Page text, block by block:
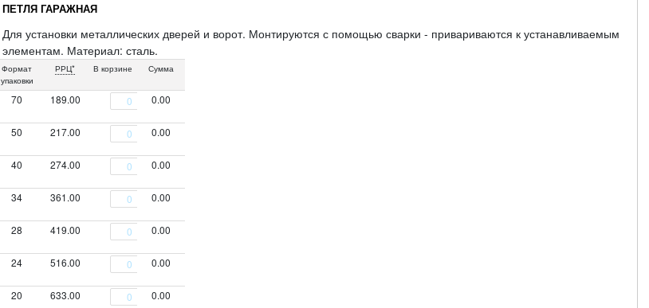
ПЕТЛЯ ГАРАЖНАЯ
Для установки металлических дверей и ворот. Монтируются с помощью сварки - привариваются к устанавливаемым
элементам. Материал: сталь.
Формат
упаковки
РРЦ* В корзине Сумма
70 189.00 0.00
50 217.00 0.00
40 274.00 0.00
34 361.00 0.00
28 419.00 0.00
24 516.00 0.00
20 633.00 0.00